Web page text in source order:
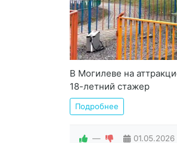
В Могилеве на
18-летний стажер
Подробнее
— 01.05.2026